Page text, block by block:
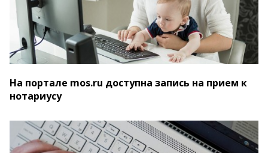
На портале mos.ru доступна запись на прием к
нотариусу